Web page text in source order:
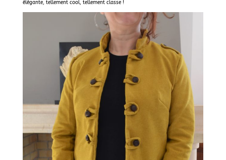
élégante, tellement cool, tellement classe !